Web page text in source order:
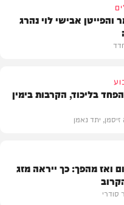
אבישי לוי נהרג
בליכוד, הקרבות בימין
זיסמן, יתד נאמן
ואז מהפך: כך ייראה מזג
סודרי